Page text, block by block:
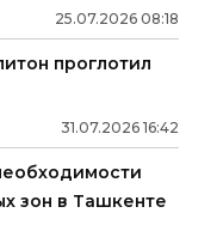
25.07.2026 08:18
проглотил
31.07.2026 16:42
зон в Ташкенте